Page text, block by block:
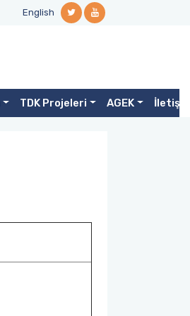
English
TDK Projeleri AGEK